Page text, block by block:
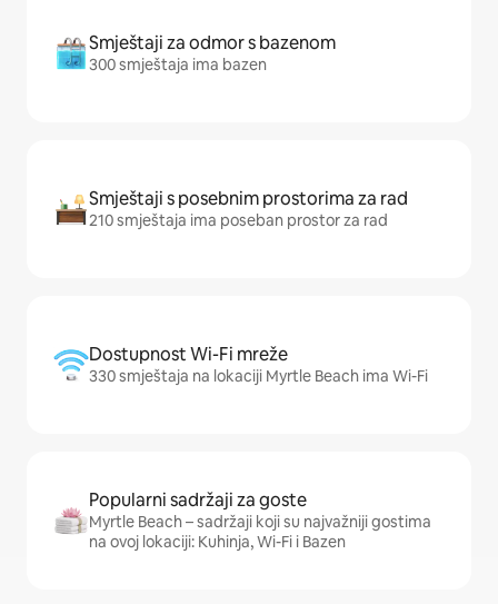
Smještaji za odmor s bazenom
300 smještaja ima bazen
Smještaji s posebnim prostorima za rad
210 smještaja ima poseban prostor za rad
Dostupnost Wi-Fi mreže
330 smještaja na lokaciji Myrtle Beach ima Wi-Fi
Popularni sadržaji za goste
Myrtle Beach – sadržaji koji su najvažniji gostima
na ovoj lokaciji: Kuhinja, Wi-Fi i Bazen